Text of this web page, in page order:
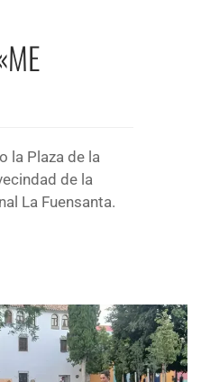
la Plaza de la
de la
La Fuensanta.